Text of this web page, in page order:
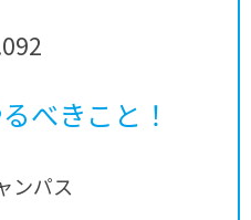
べきこと！
ンパス